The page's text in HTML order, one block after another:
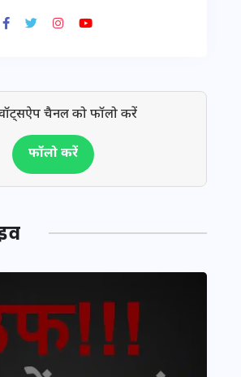
चैनल को फॉलो करें
फॉलो करें